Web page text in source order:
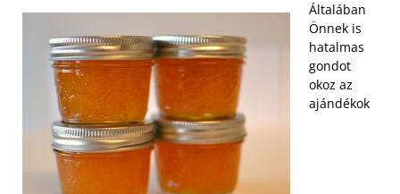
Általában
Önnek is
hatalmas
gondot
okoz az
ajándékok